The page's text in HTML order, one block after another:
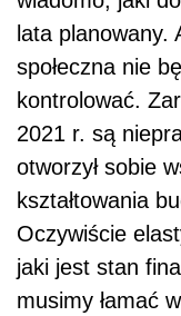
nawet te
W zasadzie rok
Jakakolwiek
osobnych
jest w tej
szczegółach
i rezerwy